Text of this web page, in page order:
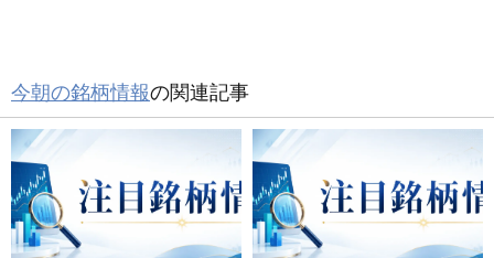
今朝の銘柄情報の関連記事